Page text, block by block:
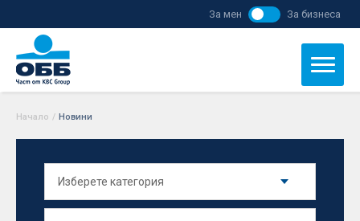
За мен За бизнеса
Начало / Новини